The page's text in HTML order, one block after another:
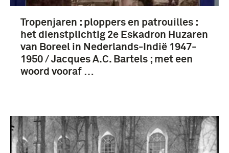
Tropenjaren : ploppers en patrouilles :
het dienstplichtig 2e Eskadron Huzaren
van Boreel in Nederlands-Indië 1947-
1950 / Jacques A.C. Bartels ; met een
woord vooraf …